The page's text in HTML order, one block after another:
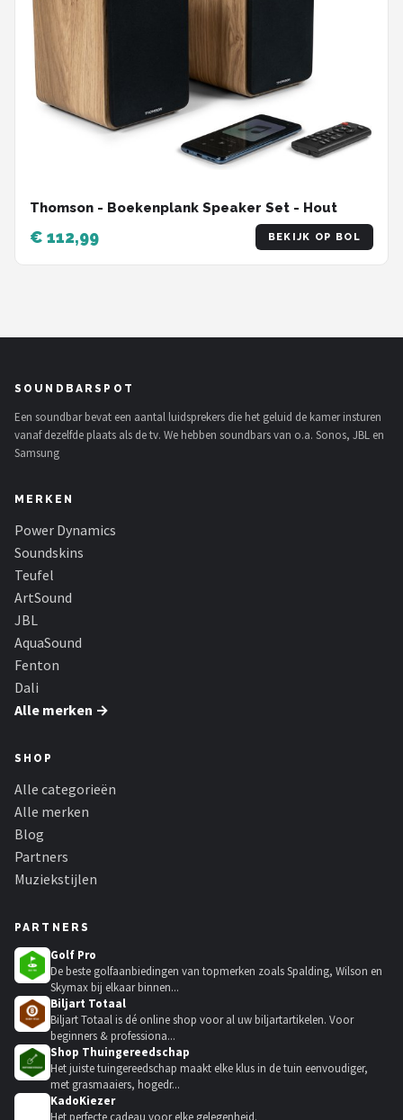
Thomson - Boekenplank Speaker Set - Hout
€ 112,99 BEKIJK OP BOL
SOUNDBARSPOT
Een soundbar bevat een aantal luidsprekers die het geluid de kamer insturen
vanaf dezelfde plaats als de tv. We hebben soundbars van o.a. Sonos, JBL en
Samsung
MERKEN
Power Dynamics
Soundskins
Teufel
ArtSound
JBL
AquaSound
Fenton
Dali
Alle merken →
SHOP
Alle categorieën
Alle merken
Blog
Partners
Muziekstijlen
PARTNERS
Golf Pro
De beste golfaanbiedingen van topmerken zoals Spalding, Wilson en
Skymax bij elkaar binnen...
Biljart Totaal
Biljart Totaal is dé online shop voor al uw biljartartikelen. Voor
beginners & professiona...
Shop Thuingereedschap
Het juiste tuingereedschap maakt elke klus in de tuin eenvoudiger,
met grasmaaiers, hogedr...
KadoKiezer